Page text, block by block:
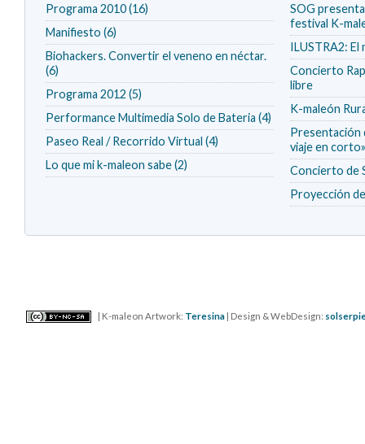
Programa 2010 (16)
Manifiesto (6)
Biohackers. Convertir el veneno en néctar.
(6)
Programa 2012 (5)
Performance Multimedia Solo de Bateria (4)
Paseo Real / Recorrido Virtual (4)
Lo que mi k-maleon sabe (2)
SOG
festival K-
ILUSTRA2: El
Concierto
libre
K-maleón
Presentación
viaje en corto»
Concierto de
Proyección
| K-maleon Artwork: Teresina | Design & WebDesign: